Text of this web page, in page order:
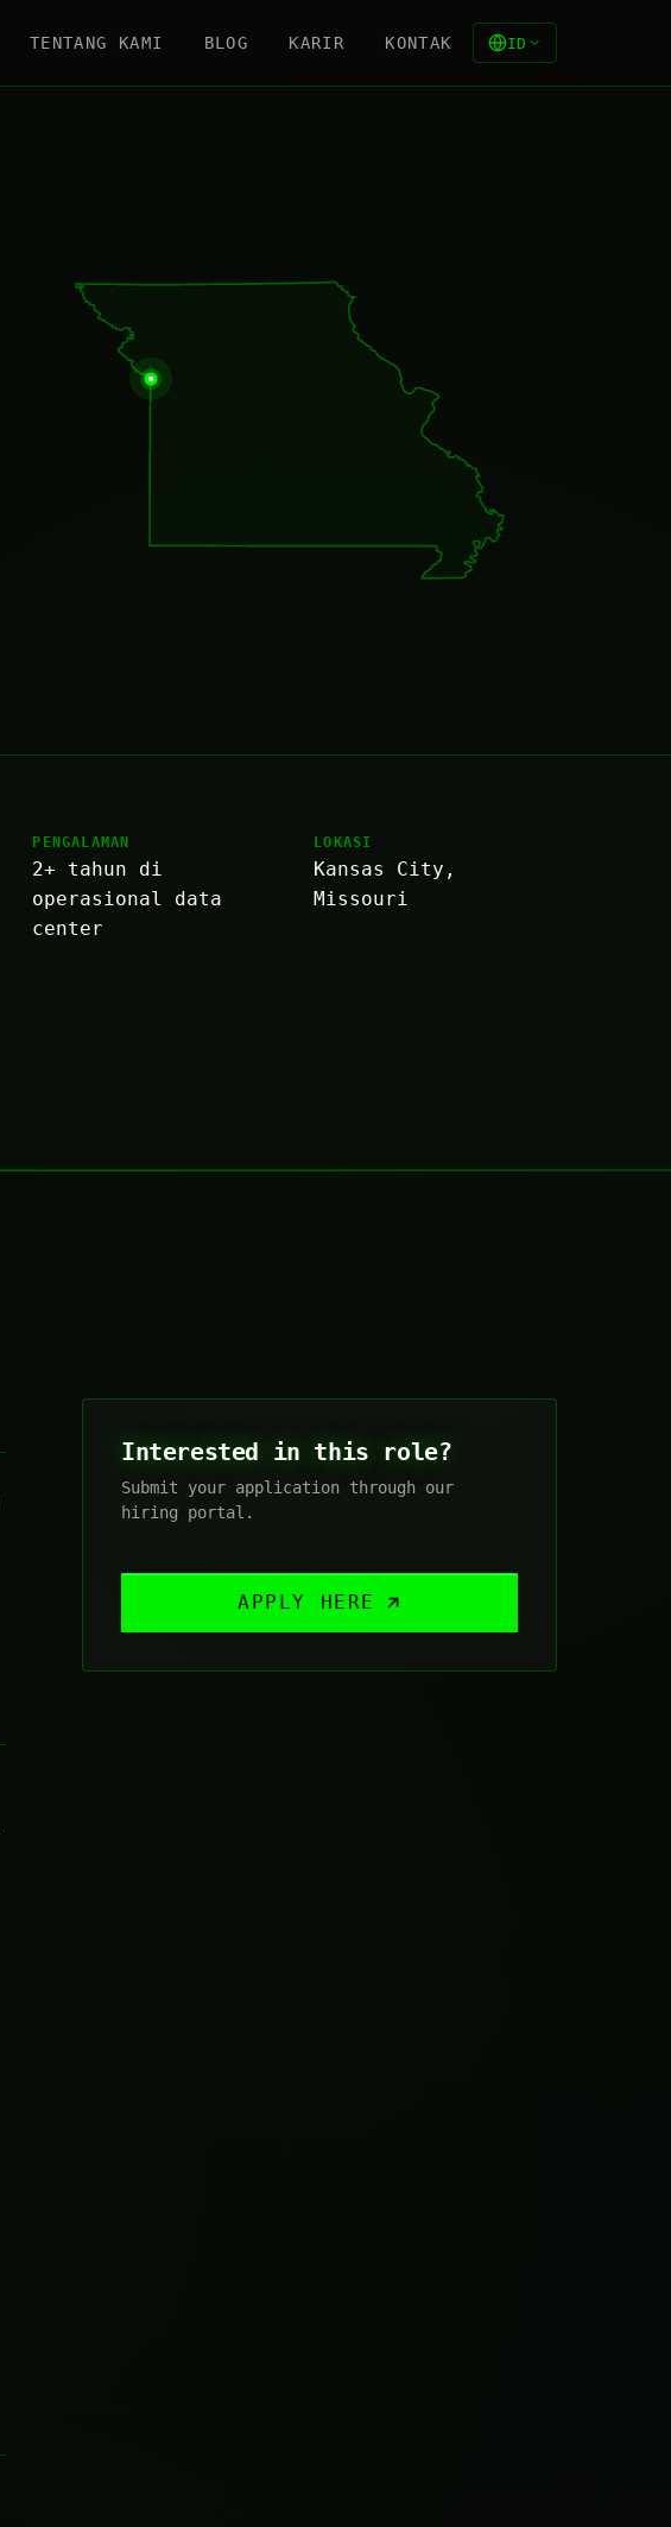
TENTANG KAMI BLOG KARIR KONTAK ID
PENGALAMAN
2+ tahun di
operasional data
center
LOKASI
Kansas City,
Missouri
Interested in this role?
Submit your application through our
hiring portal.
APPLY HERE